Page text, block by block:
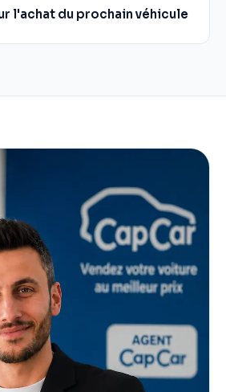
l'achat du prochain véhicule